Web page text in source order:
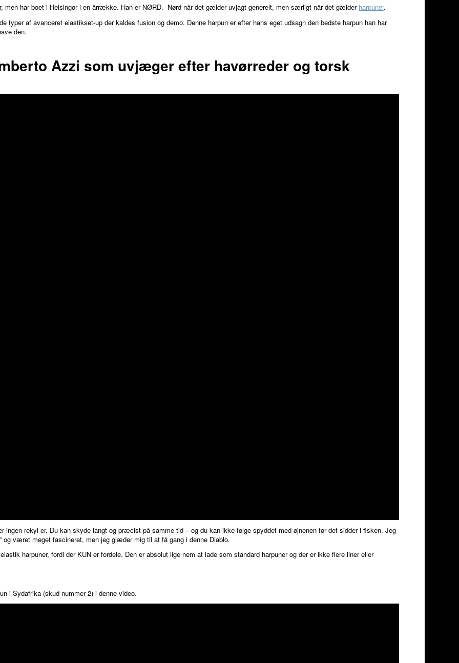
men har boet i Helsingør i en årrække. Han er NØRD. Nørd når det gælder uvjagt generelt, men særligt når det gælder harpuner.
typer af avanceret elastikset-up der kaldes fusion og demo. Denne harpun er efter hans eget udsagn den bedste harpun han har
den.
Azzi som uvjæger efter havørreder og torsk
rekyl er. Du kan skyde langt og præcist på samme tid – og du kan ikke følge spyddet med øjnenen før det sidder i fisken. Jeg
og været meget fascineret, men jeg glæder mig til at få gang i denne Diablo.
harpuner, fordi der KUN er fordele. Den er absolut lige nem at lade som standard harpuner og der er ikke flere liner eller
i Sydafrika (skud nummer 2) i denne video.